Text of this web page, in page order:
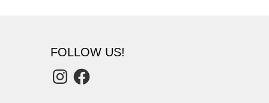
FOLLOW US!
InstagramFacebook